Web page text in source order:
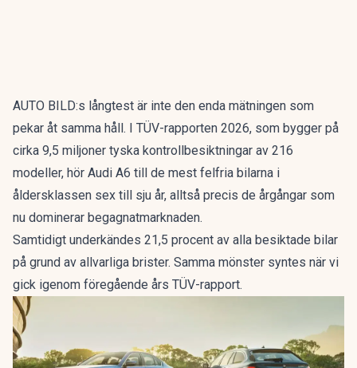
AUTO BILD:s långtest är inte den enda mätningen som
pekar åt samma håll. I TÜV-rapporten 2026, som bygger på
cirka 9,5 miljoner tyska kontrollbesiktningar av 216
modeller, hör Audi A6 till de mest felfria bilarna i
åldersklassen sex till sju år, alltså precis de årgångar som
nu dominerar begagnatmarknaden.
Samtidigt underkändes 21,5 procent av alla besiktade bilar
på grund av allvarliga brister. Samma mönster syntes när vi
gick igenom föregående års TÜV-rapport.